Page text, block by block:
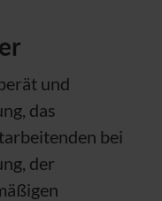
und
das
bei
der